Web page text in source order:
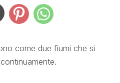
come due fiumi che si